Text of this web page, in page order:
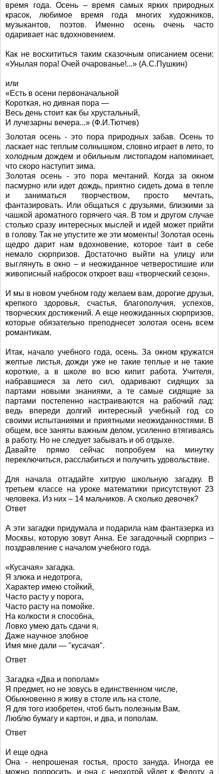
время года. Осень – время самых ярких природных
красок, любимое время года многих художников,
музыкантов, поэтов. Именно осень очень часто
одаривает нас вдохновением.
Как не восхититься таким сказочным описанием осени:
«Унылая пора! Очей очарованье!...» (А.С.Пушкин)
или
«Есть в осени первоначальной
Короткая, но дивная пора —
Весь день стоит как бы хрустальный,
И лучезарны вечера...» (Ф.И.Тютчев)
Золотая осень - это пора природных забав. Осень то
ласкает нас теплым солнышком, словно играет в лето, то
холодным дождем и обильным листопадом напоминает,
что скоро наступит зима.
Золотая осень - это пора мечтаний. Когда за окном
пасмурно или идет дождь, приятно сидеть дома в тепле
и заниматься творчеством, просто мечтать,
фантазировать. Или общаться с друзьями, близкими за
чашкой ароматного горячего чая. В том и другом случае
столько сразу интересных мыслей и идей может прийти
в голову. Так не упустите же эти моменты! Золотая осень
щедро дарит нам вдохновение, которое таит в себе
немало сюрпризов. Достаточно выйти на улицу или
выглянуть в окно – и неожиданное четверостишие или
живописный набросок откроет ваш «творческий сезон».
И мы в новом учебном году желаем вам, дорогие друзья,
крепкого здоровья, счастья, благополучия, успехов,
творческих достижений. А еще неожиданных сюрпризов,
которые обязательно преподнесет золотая осень всем
романтикам.
Итак, начало учебного года, осень. За окном кружатся
желтые листья, дожди уже не такие теплые и не такие
короткие, а в школе во всю кипит работа. Учителя,
набравшиеся за лето сил, одаривают сидящих за
партами новыми знаниями, а те самые сидящие за
партами постепенно настраиваются на рабочий лад:
ведь впереди долгий интересный учебный год со
своими испытаниями и приятными неожиданностями. В
общем, все заняты важным делом, усиленно втягиваясь
в работу. Но не следует забывать и об отдыхе.
Давайте прямо сейчас попробуем на минутку
переключиться, расслабиться и получить удовольствие.
Для начала отгадайте хитрую школьную загадку. В
третьем классе на уроке математики присутствуют 23
человека. Из них – 14 мальчиков. А сколько девочек?
Ответ
А эти загадки придумала и подарила нам фантазерка из
Москвы, которую зовут Анна. Ее загадочный сюрприз –
поздравление с началом учебного года.
«Кусачая» загадка.
Я злюка и недотрога,
Характер имею стойкий,
Часто расту у порога,
Часто расту на помойке.
На колкости я способна,
Ловко умею дать сдачи я,
Даже научное злобное
Имя мне дали — "кусачая".
Ответ
Загадка «Два и пополам»
Я предмет, но не зовусь в единственном числе,
Обыкновенно я живу в столе иль на столе,
Я для того изобретен, чтоб быть полезным Вам,
Люблю бумагу и картон, и два, и пополам.
Ответ
И еще одна
Она - непрошеная гостья, просто зануда. Иногда ее
можно попросить, и она с неохотой уйдет к Федоту, а